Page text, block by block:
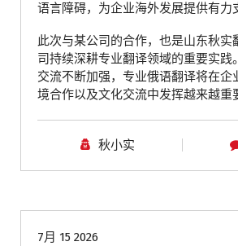
语言障碍，为企业海外发展提供有力
此次与某公司的合作，也是山东秋实
司持续深耕专业翻译领域的重要实践
交流不断加强，专业俄语翻译将在企
境合作以及文化交流中发挥越来越重
秋小实
7月 15 2026